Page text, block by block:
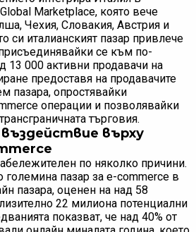
Marketplace, която вече
Чехия, Словакия, Австрия и
си италианският пазар привлече
се към по-
13 000 активни продавачи на
предоставя на продавачите
пазара, опростявайки
операции и позволявайки
търговия.
върху
по няколко причини.
големина пазар за e-commerce в
пазара, оценен на над 58
22 милиона потенциални
показват, че над 40% от